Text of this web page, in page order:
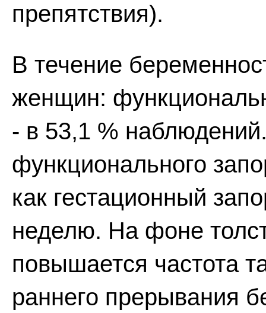
препятствия).
В течение
женщин:
- в 53,1 %
функционального
как гестационный
неделю. На фоне
повышается частота
раннего прерывания